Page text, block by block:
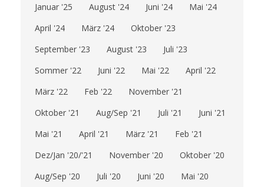
Januar '25
August '24 Juni '24
Mai '24
April '24
März '24
Oktober '23
September '23
August '23
Juli '23
Sommer '22
Juni '22 Mai '22
April '22
März '22
Feb '22
November '21
Oktober '21
Aug/Sep '21 Juli '21
Juni '21
Mai '21
April '21 März '21
Feb '21
Dez/Jan '20/'21
November '20
Oktober '20
Aug/Sep '20
Juli '20 Juni '20
Mai '20